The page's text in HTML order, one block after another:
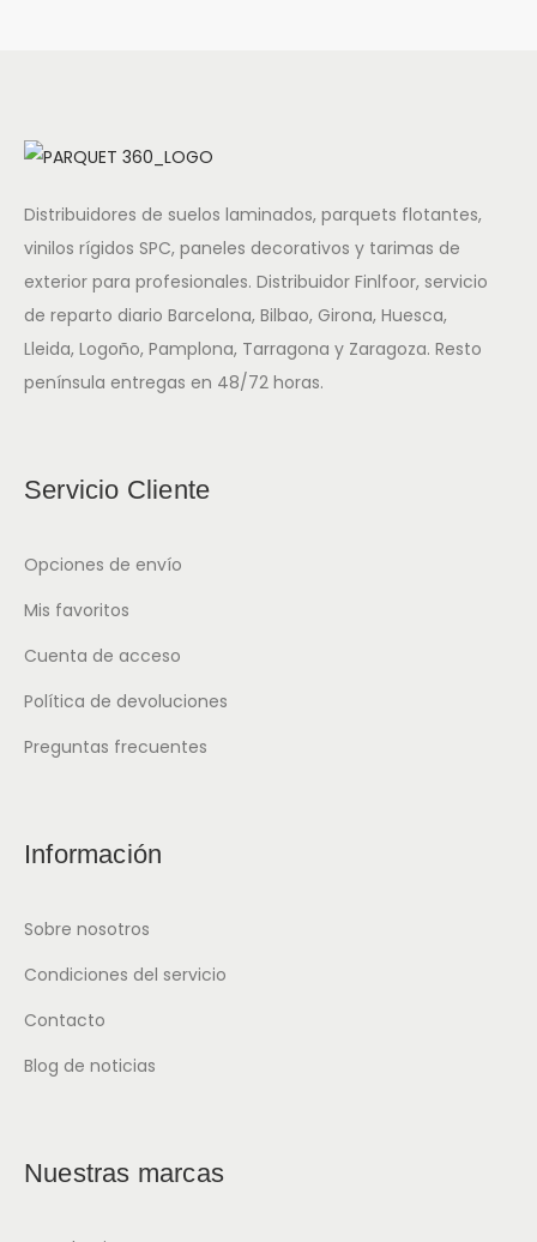
Distribuidores de suelos laminados, parquets flotantes,
vinilos rígidos SPC, paneles decorativos y tarimas de
exterior para profesionales. Distribuidor Finlfoor, servicio
de reparto diario Barcelona, Bilbao, Girona, Huesca,
Lleida, Logoño, Pamplona, Tarragona y Zaragoza. Resto
península entregas en 48/72 horas.
Servicio Cliente
Opciones de envío
Mis favoritos
Cuenta de acceso
Política de devoluciones
Preguntas frecuentes
Información
Sobre nosotros
Condiciones del servicio
Contacto
Blog de noticias
Nuestras marcas